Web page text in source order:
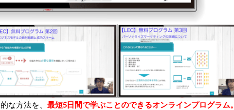
な方法を、 最短5日間で学ぶことのできるオンラインプログラム。